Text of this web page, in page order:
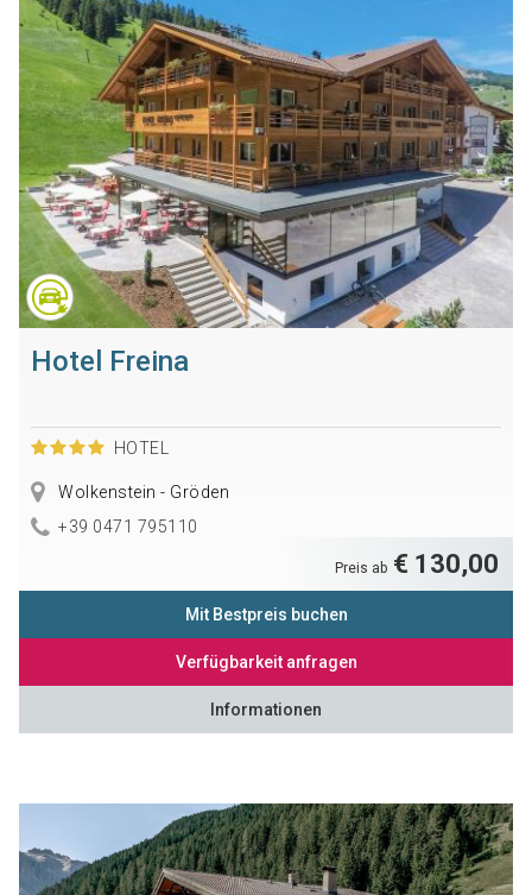
Hotel Freina
HOTEL
Wolkenstein - Gröden
+39 0471 795110
Preis ab € 130,00
Mit Bestpreis buchen
Verfügbarkeit anfragen
Informationen